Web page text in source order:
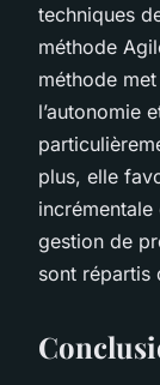
techniques
méthode
méthode
l’autonomie
plus, elle
gestion de
sont répartis